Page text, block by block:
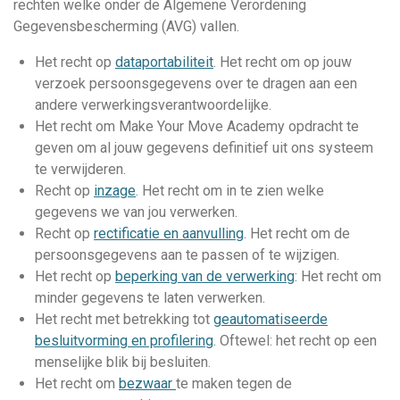
rechten welke onder de Algemene Verordening
Gegevensbescherming (AVG) vallen.
Het recht op dataportabiliteit. Het recht om op jouw
verzoek persoonsgegevens over te dragen aan een
andere verwerkingsverantwoordelijke.
Het recht om Make Your Move Academy opdracht te
geven om al jouw gegevens definitief uit ons systeem
te verwijderen.
Recht op inzage. Het recht om in te zien welke
gegevens we van jou verwerken.
Recht op rectificatie en aanvulling. Het recht om de
persoonsgegevens aan te passen of te wijzigen.
Het recht op beperking van de verwerking: Het recht om
minder gegevens te laten verwerken.
Het recht met betrekking tot geautomatiseerde
besluitvorming en profilering. Oftewel: het recht op een
menselijke blik bij besluiten.
Het recht om bezwaar te maken tegen de